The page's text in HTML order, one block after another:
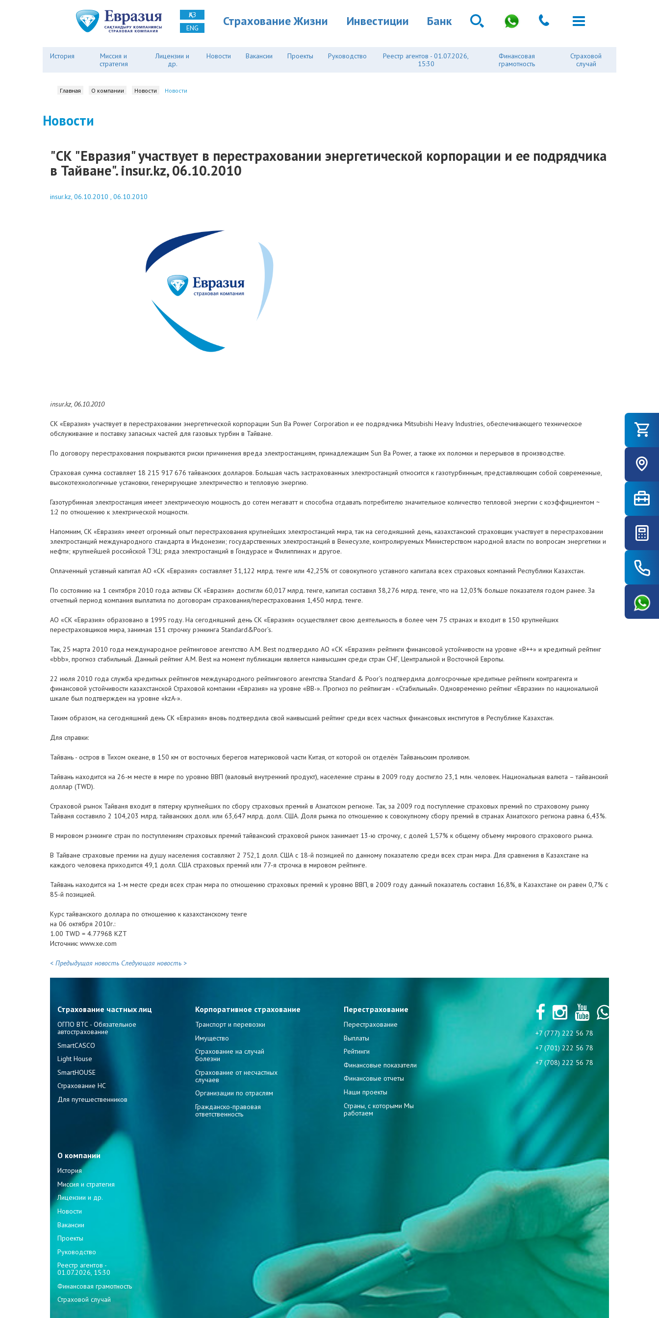
ҚАЗ
ENG
Страхование Жизни Инвестиции Банк
История
Миссия и
стратегия
Лицензии и
др.
Новости Вакансии Проекты Руководство
Реестр агентов - 01.07.2026,
15:30
Финансовая
грамотность
Страховой
случай
Главная О компании Новости Новости
Новости
"СК "Евразия" участвует в перестраховании энергетической корпорации и ее подрядчика
в Тайване". insur.kz, 06.10.2010
insur.kz, 06.10.2010 , 06.10.2010
insur.kz, 06.10.2010
СК «Евразия» участвует в перестраховании энергетической корпорации Sun Ba Power Corporation и ее подрядчика Mitsubishi Heavy Industries, обеспечивающего техническое
обслуживание и поставку запасных частей для газовых турбин в Тайване.
По договору перестрахования покрываются риски причинения вреда электростанциям, принадлежащим Sun Ba Power, а также их поломки и перерывов в производстве.
Страховая сумма составляет 18 215 917 676 тайванских долларов. Большая часть застрахованных электростанций относится к газотурбинным, представляющим собой современные,
высокотехнологичные установки, генерирующие электричество и тепловую энергию.
Газотурбинная электростанция имеет электрическую мощность до сотен мегаватт и способна отдавать потребителю значительное количество тепловой энергии с коэффициентом ~
1:2 по отношению к электрической мощности.
Напомним, СК «Евразия» имеет огромный опыт перестрахования крупнейших электростанций мира, так на сегодняшний день, казахстанский страховщик участвует в перестраховании
электростанций международного стандарта в Индонезии; государственных электростанций в Венесуэле, контролируемых Министерством народной власти по вопросам энергетики и
нефти; крупнейшей российской ТЭЦ; ряда электростанций в Гондурасе и Филиппинах и другое.
Оплаченный уставный капитал АО «СК «Евразия» составляет 31,122 млрд. тенге или 42,25% от совокупного уставного капитала всех страховых компаний Республики Казахстан.
По состоянию на 1 сентября 2010 года активы СК «Евразия» достигли 60,017 млрд. тенге, капитал составил 38,276 млрд. тенге, что на 12,03% больше показателя годом ранее. За
отчетный период компания выплатила по договорам страхования/перестрахования 1,450 млрд. тенге.
АО «СК «Евразия» образовано в 1995 году. На сегодняшний день СК «Евразия» осуществляет свою деятельность в более чем 75 странах и входит в 150 крупнейших
перестраховщиков мира, занимая 131 строчку рэнкинга Standard&Poor’s.
Так, 25 марта 2010 года международное рейтинговое агентство A.M. Best подтвердило АО «СК «Евразия» рейтинги финансовой устойчивости на уровне «B++» и кредитный рейтинг
«bbb», прогноз стабильный. Данный рейтинг A.M. Best на момент публикации является наивысшим среди стран СНГ, Центральной и Восточной Европы.
22 июля 2010 года служба кредитных рейтингов международного рейтингового агентства Standard & Poor’s подтвердила долгосрочные кредитные рейтинги контрагента и
финансовой устойчивости казахстанской Страховой компании «Евразия» на уровне «BB-». Прогноз по рейтингам - «Стабильный». Одновременно рейтинг «Евразии» по национальной
шкале был подтвержден на уровне «kzA-».
Таким образом, на сегодняшний день СК «Евразия» вновь подтвердила свой наивысший рейтинг среди всех частных финансовых институтов в Республике Казахстан.
Для справки:
Тайвань - остров в Тихом океане, в 150 км от восточных берегов материковой части Китая, от которой он отделён Тайваньским проливом.
Тайвань находится на 26-м месте в мире по уровню ВВП (валовый внутренний продукт), население страны в 2009 году достигло 23,1 млн. человек. Национальная валюта – тайванский
доллар (TWD).
Страховой рынок Тайваня входит в пятерку крупнейших по сбору страховых премий в Азиатском регионе. Так, за 2009 год поступление страховых премий по страховому рынку
Тайваня составило 2 104,203 млрд. тайванских долл. или 63,647 млрд. долл. США. Доля рынка по отношению к совокупному сбору премий в странах Азиатского региона равна 6,43%.
В мировом рэнкинге стран по поступлениям страховых премий тайванский страховой рынок занимает 13-ю строчку, с долей 1,57% к общему объему мирового страхового рынка.
В Тайване страховые премии на душу населения составляют 2 752,1 долл. США с 18-й позицией по данному показателю среди всех стран мира. Для сравнения в Казахстане на
каждого человека приходится 49,1 долл. США страховых премий или 77-я строчка в мировом рейтинге.
Тайвань находится на 1-м месте среди всех стран мира по отношению страховых премий к уровню ВВП, в 2009 году данный показатель составил 16,8%, в Казахстане он равен 0,7% с
85-й позицией.
Курс тайванского доллара по отношению к казахстанскому тенге
на 06 октября 2010г.:
1.00 TWD = 4.77968 KZT
Источник: www.xe.com
< Предыдущая новость Следующая новость >
Страхование частных лиц
ОГПО ВТС - Обязательное
автострахование
SmartCASCO
Light House
SmartHOUSE
Страхование НС
Для путешественников
Корпоративное страхование
Транспорт и перевозки
Имущество
Страхование на случай
болезни
Страхование от несчастных
случаев
Организации по отраслям
Гражданско-правовая
ответственность
Перестрахование
Перестрахование
Выплаты
Рейтинги
Финансовые показатели
Финансовые отчеты
Наши проекты
Страны, с которыми Мы
работаем
О компании
История
Миссия и стратегия
Лицензии и др.
Новости
Вакансии
Проекты
Руководство
Реестр агентов -
01.07.2026, 15:30
Финансовая грамотность
Страховой случай
+7 (777) 222 56 78
+7 (701) 222 56 78
+7 (708) 222 56 78